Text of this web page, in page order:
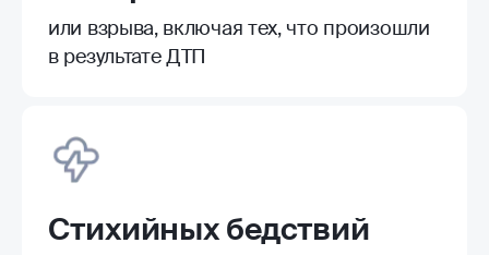
или взрыва, включая тех, что произошли
в результате ДТП
Стихийных бедствий